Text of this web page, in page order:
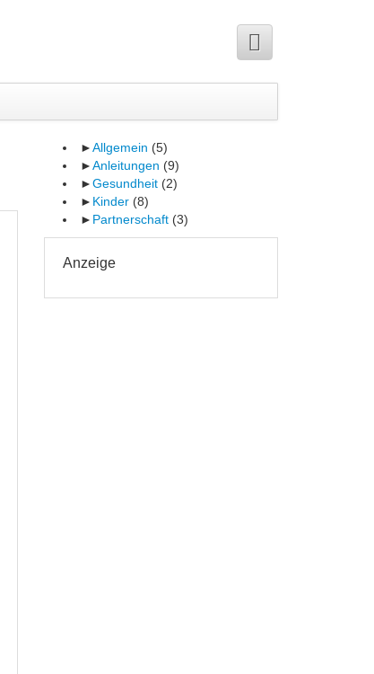
►Allgemein (5)
►Anleitungen (9)
►Gesundheit (2)
► Kinder (8)
► Partnerschaft (3)
Anzeige